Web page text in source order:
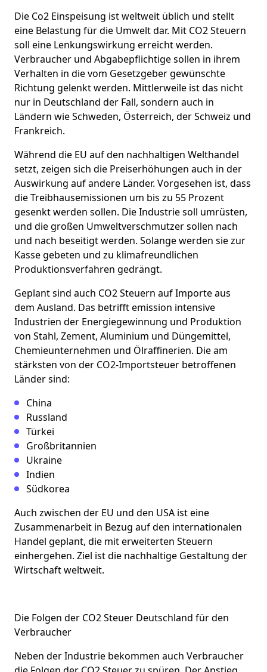
Die Co2 Einspeisung ist weltweit üblich und stellt
eine Belastung für die Umwelt dar. Mit CO2 Steuern
soll eine Lenkungswirkung erreicht werden.
Verbraucher und Abgabepflichtige sollen in ihrem
Verhalten in die vom Gesetzgeber gewünschte
Richtung gelenkt werden. Mittlerweile ist das nicht
nur in Deutschland der Fall, sondern auch in
Ländern wie Schweden, Österreich, der Schweiz und
Frankreich.
Während die EU auf den nachhaltigen Welthandel
setzt, zeigen sich die Preiserhöhungen auch in der
Auswirkung auf andere Länder. Vorgesehen ist, dass
die Treibhausemissionen um bis zu 55 Prozent
gesenkt werden sollen. Die Industrie soll umrüsten,
und die großen Umweltverschmutzer sollen nach
und nach beseitigt werden. Solange werden sie zur
Kasse gebeten und zu klimafreundlichen
Produktionsverfahren gedrängt.
Geplant sind auch CO2 Steuern auf Importe aus
dem Ausland. Das betrifft emission intensive
Industrien der Energiegewinnung und Produktion
von Stahl, Zement, Aluminium und Düngemittel,
Chemieunternehmen und Ölraffinerien. Die am
stärksten von der CO2-Importsteuer betroffenen
Länder sind:
China
Russland
Türkei
Großbritannien
Ukraine
Indien
Südkorea
Auch zwischen der EU und den USA ist eine
Zusammenarbeit in Bezug auf den internationalen
Handel geplant, die mit erweiterten Steuern
einhergehen. Ziel ist die nachhaltige Gestaltung der
Wirtschaft weltweit.
Die Folgen der CO2 Steuer Deutschland für den
Verbraucher
Neben der Industrie bekommen auch Verbraucher